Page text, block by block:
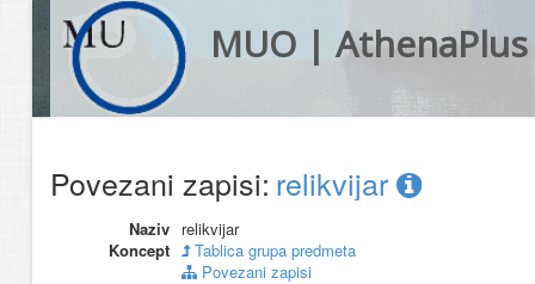
MUO | AthenaPlus
Povezani zapisi: relikvijar
Naziv relikvijar
Koncept
Tablica grupa predmeta
Povezani zapisi